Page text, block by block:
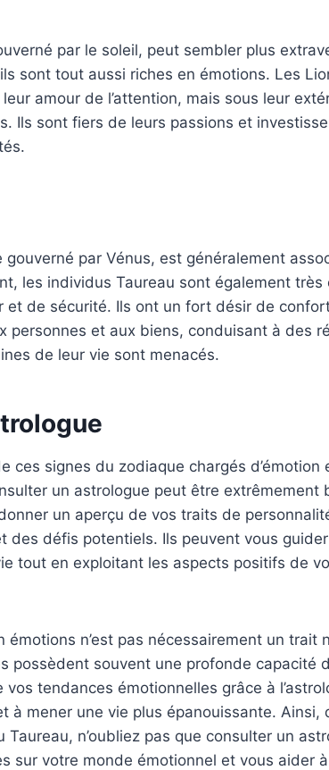
par le soleil, peut sembler plus
sont tout aussi riches en émotions. Les
amour de l’attention, mais sous leur
Ils sont fiers de leurs passions et
gouverné par Vénus, est généralement
les individus Taureau sont également très
et de sécurité. Ils ont un fort désir de
personnes et aux biens, conduisant à des
de leur vie sont menacés.
ces signes du zodiaque chargés
un astrologue peut être extrêmement
un aperçu de vos traits de
des défis potentiels. Ils peuvent vous
tout en exploitant les aspects positifs de
émotions n’est pas nécessairement un trait
possèdent souvent une profonde capacité
tendances émotionnelles grâce à
à mener une vie plus épanouissante. Ainsi,
Taureau, n’oubliez pas que consulter un
sur votre monde émotionnel et vous aider